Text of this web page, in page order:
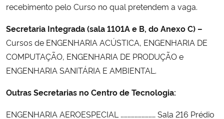
Gabinete de Segurança Institucional
Advocacia-Geral da União
Banco Central do Brasil
recebimento pelo Curso no qual pretendem a vaga.
Secretaria Integrada (sala 1101A e B, do Anexo C) –
Cursos de ENGENHARIA ACÚSTICA, ENGENHARIA DE
COMPUTAÇÃO, ENGENHARIA DE PRODUÇÃO e
ENGENHARIA SANITÁRIA E AMBIENTAL.
Outras Secretarias no Centro de Tecnologia:
ENGENHARIA AEROESPECIAL ………………………… Sala 216 Prédio